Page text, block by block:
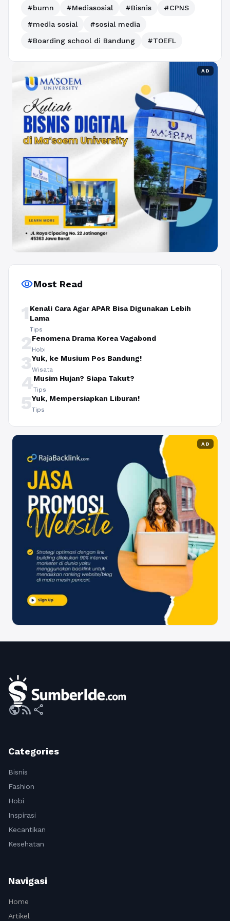
#bumn
#Mediasosial #Bisnis
#CPNS
#media sosial
#sosial media
#Boarding school di Bandung
#TOEFL
AD
visibilityMost Read
1 Kenali Cara Agar APAR Bisa Digunakan Lebih
Lama
Tips
2Fenomena Drama Korea Vagabond
Hobi
3Yuk, ke Musium Pos Bandung!
Wisata
4Musim Hujan? Siapa Takut?
Tips
5Yuk, Mempersiapkan Liburan!
Tips
AD
publicrss_feed share
Categories
Bisnis
Fashion
Hobi
Inspirasi
Kecantikan
Kesehatan
Navigasi
Home
Artikel